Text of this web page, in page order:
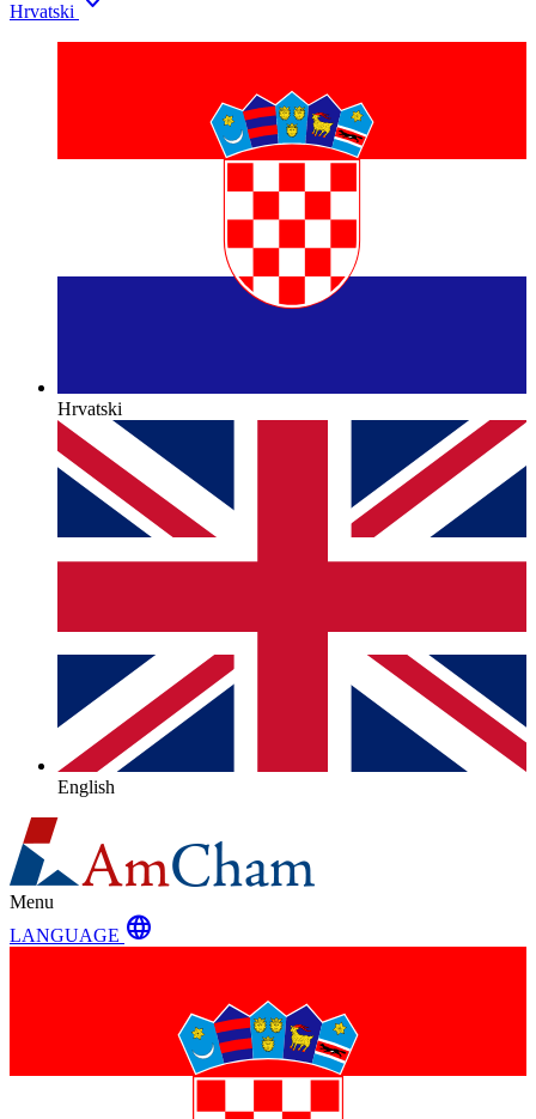
Hrvatski
Hrvatski
English
Menu
LANGUAGE language